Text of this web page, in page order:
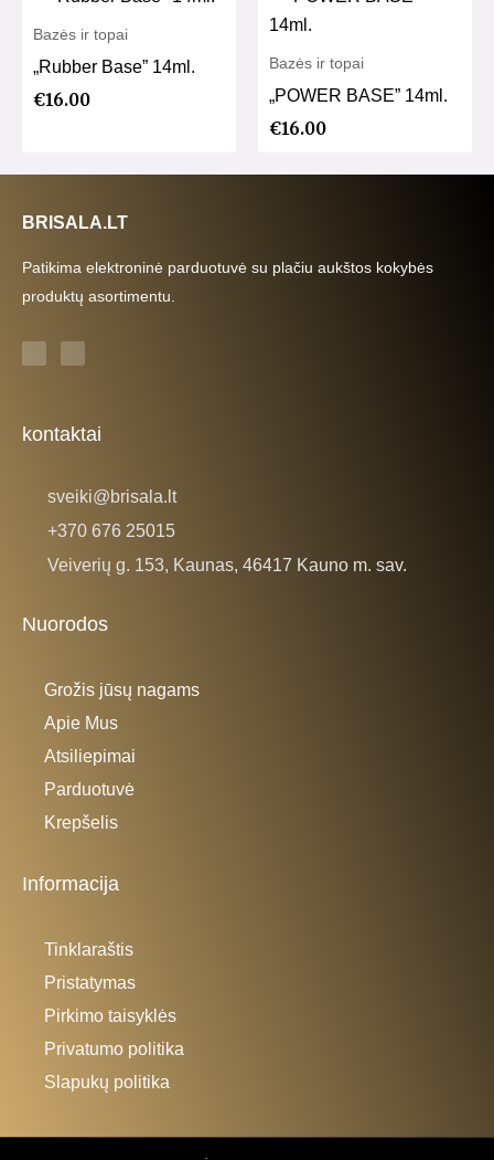
Bazės ir topai
„Rubber Base” 14ml.
€16.00
Bazės ir topai
„POWER BASE” 14ml.
€16.00
BRISALA.LT
Patikima elektroninė parduotuvė su plačiu aukštos kokybės
produktų asortimentu.
F
c
-
f
I
s
m
kontaktai
sveiki@brisala.lt
+370 676 25015
Veiverių g. 153, Kaunas, 46417 Kauno m. sav.
Nuorodos
Grožis jūsų nagams
Apie Mus
Atsiliepimai
Parduotuvė
Krepšelis
Informacija
Tinklaraštis
Pristatymas
Pirkimo taisyklės
Privatumo politika
Slapukų politika